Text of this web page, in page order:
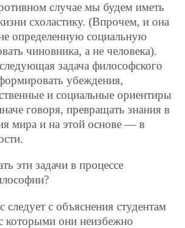
случае мы будем иметь
схоластику. (Впрочем, и она
определенную социальную
чиновника, а не человека).
задача философского
убеждения,
и социальные ориентиры
говоря, превращать знания в
мира и на этой основе — в
эти задачи в процессе
следует с объяснения студентам
которыми они неизбежно